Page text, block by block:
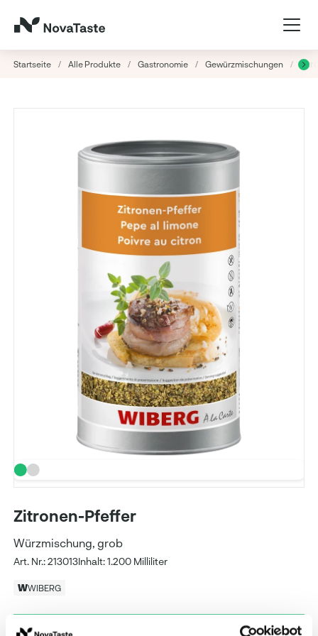
Startseite / Alle Produkte / Gastronomie / Gewürzmischungen /
Zitronen-Pfeffer
Würzmischung, grob
Art. Nr.: 213013Inhalt: 1.200 Milliliter
WIBERG
Preise und Verfügbarkeit sehen unsere